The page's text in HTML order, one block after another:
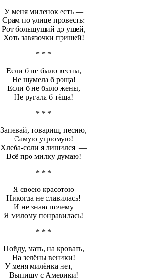
У меня миленок есть —
Срам по улице провесть:
Рот большущий до ушей,
Хоть завязочки пришей!
* * *
Если б не было весны,
Не шумела б роща!
Если б не было жены,
Не ругала б тёща!
* * *
Запевай, товарищ, песню,
Самую угрюмую!
Хлеба-соли я лишился, —
Всё про милку думаю!
* * *
Я своею красотою
Никогда не славилась!
И не знаю почему
Я милому понравилась!
* * *
Пойду, мать, на кровать,
На зелёны веники!
У меня милёнка нет, —
Выпишу с Америки!